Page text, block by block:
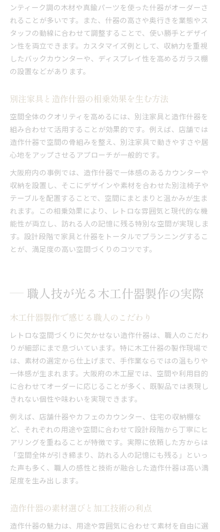
ンティーク調の木材や真鍮パーツを使った什器がオーダーさ
れることが多いです。また、什器の高さや奥行きを業態やス
タッフの動線に合わせて調整することで、使い勝手とデザイ
ン性を両立できます。カスタマイズ例として、収納力を重視
したバックカウンターや、ディスプレイ性を高めるガラス棚
の設置などがあります。
別注家具と造作什器の相乗効果を生む方法
空間全体のクオリティを高めるには、別注家具と造作什器を
組み合わせて活用することが効果的です。例えば、店舗では
造作什器で空間の骨組みを整え、別注家具で動きやすさや居
心地をアップさせるアプローチが一般的です。
大阪府内の事例では、造作什器で一体感のあるカウンターや
収納を設置し、そこにデザインや素材を合わせた別注椅子や
テーブルを配置することで、空間にまとまりと温かみが生ま
れます。この相乗効果により、レトロな雰囲気と現代的な機
能性が両立し、訪れる人の記憶に残る特別な空間が実現しま
す。設計段階で家具と什器をトータルでプランニングするこ
とが、満足度の高い空間づくりのコツです。
職人技が光る木工什器製作の実際
木工什器製作で感じる職人のこだわり
レトロな空間づくりに欠かせない造作什器は、職人のこだわ
りが細部にまで息づいています。特に木工什器の製作現場で
は、素材の選定から仕上げまで、手作業ならではの温もりや
一体感が生まれます。大阪府の木工屋では、空間や利用目的
に合わせてオーダーに応じることが多く、既製品では表現し
きれない個性や味わいを実現できます。
例えば、店舗什器やカフェのカウンター、住宅の収納棚な
ど、それぞれの用途や空間に合わせて設計段階から丁寧にヒ
アリングを重ねることが特徴です。実際に依頼した方からは
「空間全体が引き締まり、訪れる人の記憶にも残る」といっ
た声も多く、職人の感性と技術が融合した造作什器は高い満
足度を生み出します。
造作什器の素材選びと加工技術の利点
造作什器の魅力は、用途や雰囲気に合わせて素材を自由に選